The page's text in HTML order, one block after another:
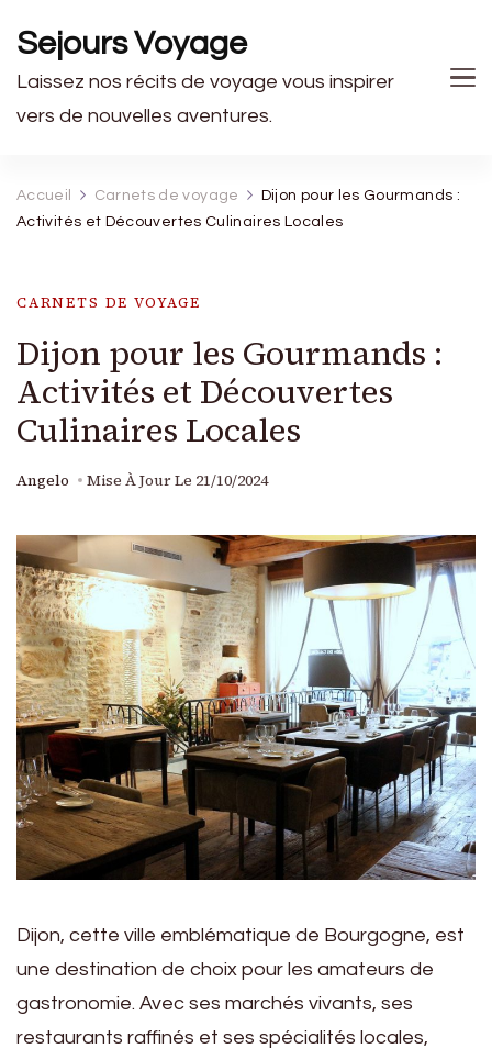
Sejours Voyage
Laissez nos récits de voyage vous inspirer
vers de nouvelles aventures.
Accueil Carnets de voyage
Dijon pour les Gourmands :
Activités et Découvertes Culinaires Locales
CARNETS DE VOYAGE
Dijon pour les Gourmands :
Activités et Découvertes
Culinaires Locales
Angelo Mise À Jour Le 21/10/2024
Dijon, cette ville emblématique de Bourgogne, est
une destination de choix pour les amateurs de
gastronomie. Avec ses marchés vivants, ses
restaurants raffinés et ses spécialités locales,